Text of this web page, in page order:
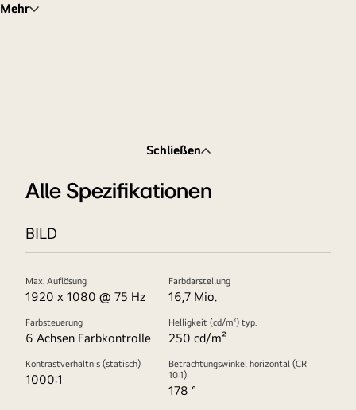
Mehr
Schließen
Alle Spezifikationen
BILD
Max. Auflösung
1920 x 1080 @ 75 Hz
Farbdarstellung
16,7 Mio.
Farbsteuerung
6 Achsen Farbkontrolle
Helligkeit (cd/m²) typ.
250 cd/m²
Kontrastverhältnis (statisch)
1000:1
Betrachtungswinkel horizontal (CR
10:1)
178 °